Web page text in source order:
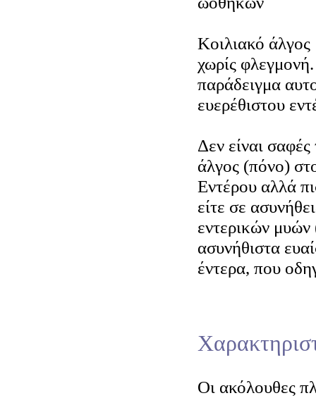
Κοιλιακό άλγος
χωρίς
παράδειγμα
ευερέθιστου
Δεν είναι σαφές
άλγος (πόνο)
Εντέρου αλλά
είτε σε
εντερικών
ασυνήθιστα
έντερα, που
Οι ακόλουθες